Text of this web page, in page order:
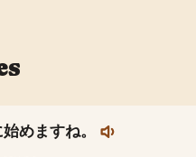
めますね。